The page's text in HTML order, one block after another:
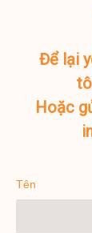
Để lại
Hoặc
Tên